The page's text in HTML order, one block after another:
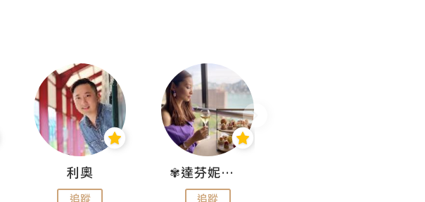
利奧
追蹤
✾達芬妮•愛孩子•愛生活✾
追蹤